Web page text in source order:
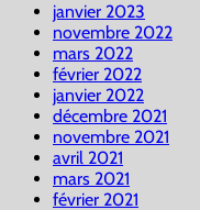
janvier 2023
novembre 2022
mars 2022
février 2022
janvier 2022
décembre 2021
novembre 2021
avril 2021
mars 2021
février 2021